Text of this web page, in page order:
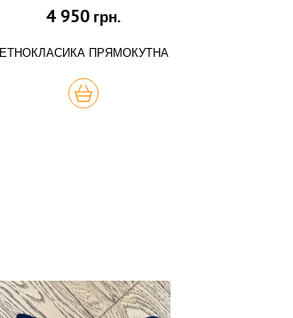
4 950 грн.
ЕТНОКЛАСИКА ПРЯМОКУТНА
КУПИТЬ